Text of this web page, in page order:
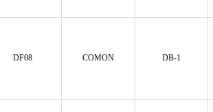
DF08 COMON DB-1